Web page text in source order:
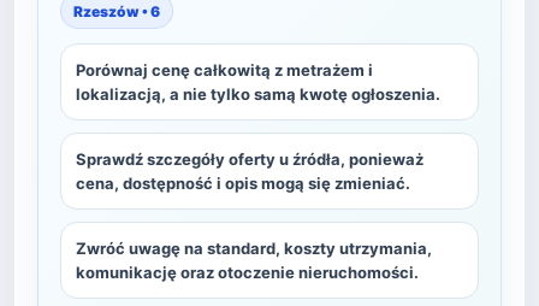
Rzeszów • 6
Porównaj cenę całkowitą z metrażem i
lokalizacją, a nie tylko samą kwotę ogłoszenia.
Sprawdź szczegóły oferty u źródła, ponieważ
cena, dostępność i opis mogą się zmieniać.
Zwróć uwagę na standard, koszty utrzymania,
komunikację oraz otoczenie nieruchomości.